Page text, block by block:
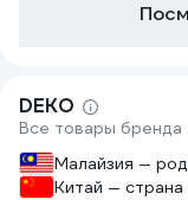
DEKO
Все товары бренда
Малайзия —
Китай — страна